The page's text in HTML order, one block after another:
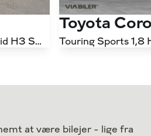
Touring Sports 1,8 Hybrid H3 Smart E-CVT 122HK Stc Trinl. Gear
Toyota
at være bilejer - lige fra